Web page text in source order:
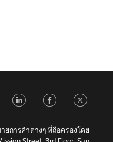
LinkedIn
ยการค้าต่างๆ ที่ถือครองโดย